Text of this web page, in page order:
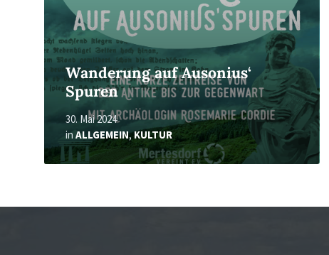
Wanderung auf Ausonius‘
Spuren
30. Mai 2024
in ALLGEMEIN,KULTUR